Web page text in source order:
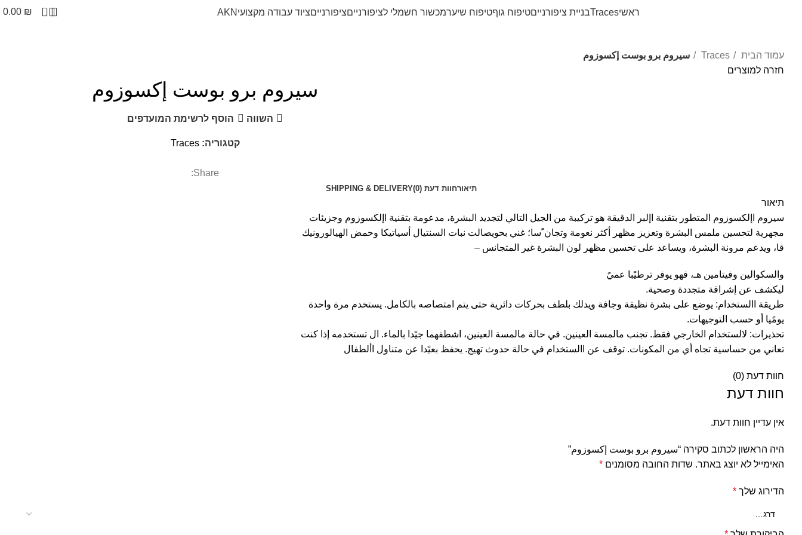
ראשיTracesבניית ציפורנייםטיפוח גוףטיפוח שיערמכשור חשמלי לציפורנייםציפורנייםציוד עבודה מקצועי AKN
0
0.00 ₪
עמוד הבית Traces
سيروم برو بوست إكسوزوم
חזרה למוצרים
سيروم برو بوست إكسوزوم
השווה הוסף לרשימת המועדפים
קטגוריה: Traces
Share:
תיאורחוות דעת (0) SHIPPING & DELIVERY
תיאור
سيروم اإلكسوزوم المتطور بتقنية اإلبر الدقيقة هو تركيبة من الجيل التالي لتجديد البشرة، مدعومة بتقنية اإلكسوزوم وجزيئات
مجهرية لتحسين ملمس البشرة وتعزيز مظهر أكثر نعومة وتجان ًسا؛ غني بحويصالت نبات السنتيال أسياتيكا وحمض الهيالورونيك
قا، ويدعم مرونة البشرة، ويساعد على تحسين مظهر لون البشرة غير المتجانس –
والسكوالين وفيتامين هـ، فهو يوفر ترطيًبا عميً
ليكشف عن إشراقة متجددة وصحية.
طريقة االستخدام: يوضع على بشرة نظيفة وجافة ويدلك بلطف بحركات دائرية حتى يتم امتصاصه بالكامل. يستخدم مرة واحدة
يومًيا أو حسب التوجيهات.
تحذيرات: لالستخدام الخارجي فقط. تجنب مالمسة العينين. في حالة مالمسة العينين، اشطفهما جيًدا بالماء. ال تستخدمه إذا كنت
تعاني من حساسية تجاه أي من المكونات. توقف عن االستخدام في حالة حدوث تهيج. يحفظ بعيًدا عن متناول األطفال
חוות דעת (0)
חוות דעת
אין עדיין חוות דעת.
היה הראשון לכתוב סקירה “سيروم برو بوست إكسوزوم”
האימייל לא יוצג באתר. שדות החובה מסומנים *
הדירוג שלך *